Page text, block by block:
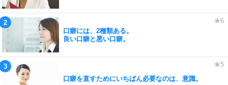
口癖には、2種類ある。
良い口癖と悪い口癖。
口癖を直すためにいちばん必要なのは、意識。